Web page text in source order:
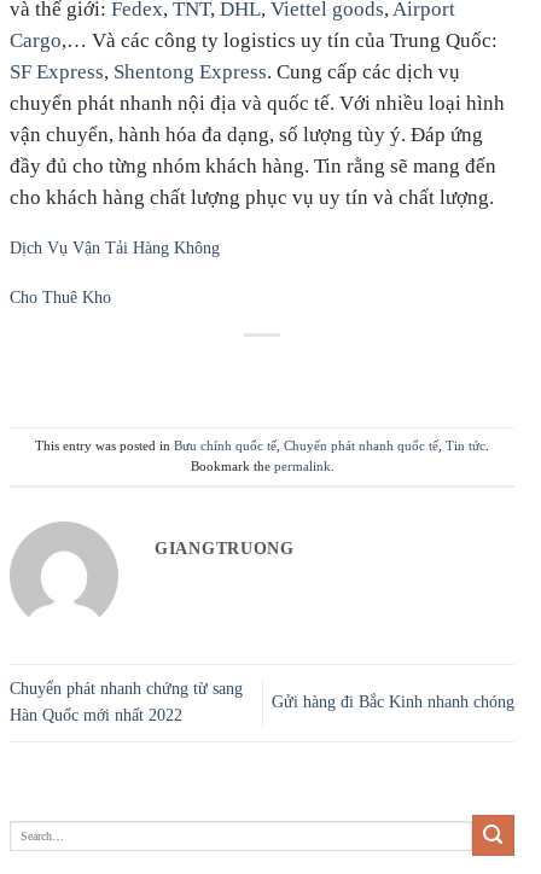
và thế giới: Fedex, TNT, DHL, Viettel goods,Airport
Cargo,… Và các công ty logistics uy tín của Trung Quốc:
SF Express, Shentong Express. Cung cấp các dịch vụ
chuyển phát nhanh nội địa và quốc tế. Với nhiều loại hình
vận chuyển, hành hóa đa dạng, số lượng tùy ý. Đáp ứng
đầy đủ cho từng nhóm khách hàng. Tin rằng sẽ mang đến
cho khách hàng chất lượng phục vụ uy tín và chất lượng.
Dịch Vụ Vận Tải Hàng Không
Cho Thuê Kho
This entry was posted in Bưu chính quốc tế Chuyển phát nhanh quốc tế Tin tức
Bookmark the permalink
GIANGTRUONG
Chuyển phát nhanh chứng từ sang
Hàn Quốc mới nhất 2022
Gửi hàng đi Bắc Kinh nhanh chóng